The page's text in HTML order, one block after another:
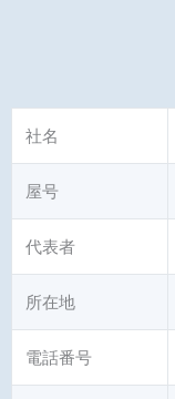
社名
屋号
代表者
所在地
電話番号